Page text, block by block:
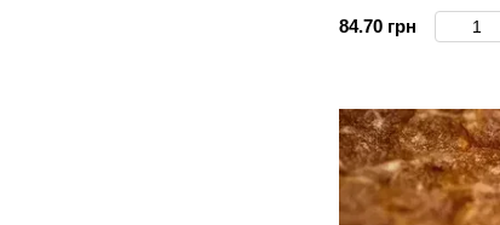
84.70 грн